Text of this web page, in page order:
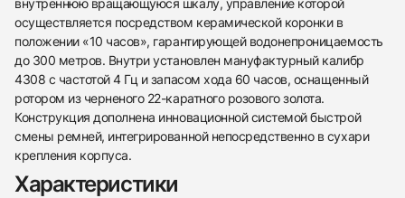
438
285
145
142
205
204
195
150
6
осуществляется посредством керамической коронки в
положении «10 часов», гарантирующей водонепроницаемость
до 300 метров. Внутри установлен мануфактурный калибр
4308 с частотой 4 Гц и запасом хода 60 часов, оснащенный
ротором из черненого 22-каратного розового золота.
Конструкция дополнена инновационной системой быстрой
смены ремней, интегрированной непосредственно в сухари
крепления корпуса.
Характеристики